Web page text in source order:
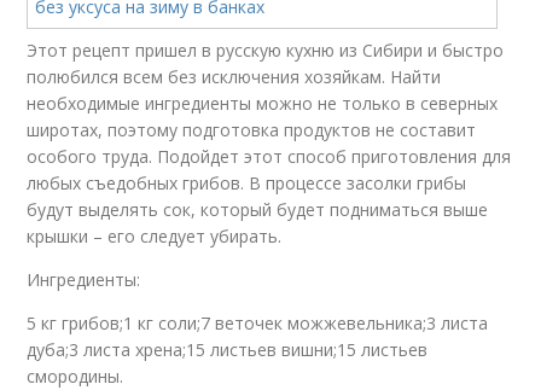
Этот рецепт пришел в русскую кухню из Сибири и быстро
полюбился всем без исключения хозяйкам. Найти
необходимые ингредиенты можно не только в северных
широтах, поэтому подготовка продуктов не составит
особого труда. Подойдет этот способ приготовления для
любых съедобных грибов. В процессе засолки грибы
будут выделять сок, который будет подниматься выше
крышки – его следует убирать.
Ингредиенты:
5 кг грибов;1 кг соли;7 веточек можжевельника;3 листа
дуба;3 листа хрена;15 листьев вишни;15 листьев
смородины.